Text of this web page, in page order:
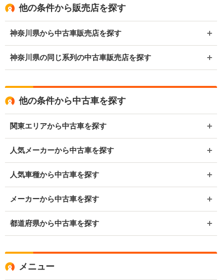
他の条件から販売店を探す
神奈川県から中古車販売店を探す
神奈川県の同じ系列の中古車販売店を探す
他の条件から中古車を探す
関東エリアから中古車を探す
人気メーカーから中古車を探す
人気車種から中古車を探す
メーカーから中古車を探す
都道府県から中古車を探す
メニュー